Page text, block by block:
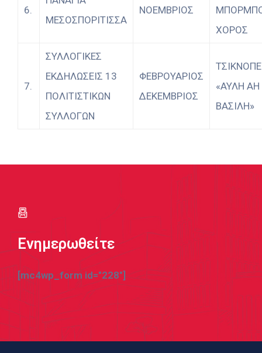
6.
ΜΕΣΟΣΠΟΡΙΤΙΣΣΑ
ΝΟΕΜΒΡΙΟΣ
ΧΟΡΟΣ
7.
ΣΥΛΛΟΓΙΚΕΣ
ΕΚΔΗΛΩΣΕΙΣ 13
ΠΟΛΙΤΙΣΤΙΚΩΝ
ΣΥΛΛΟΓΩΝ
ΦΕΒΡΟΥΑΡΙΟΣ
ΔΕΚΕΜΒΡΙΟΣ
«ΑΥΛΗ ΑΗ
ΒΑΣΙΛΗ»
Ενημερωθείτε
[mc4wp_form id="228"]